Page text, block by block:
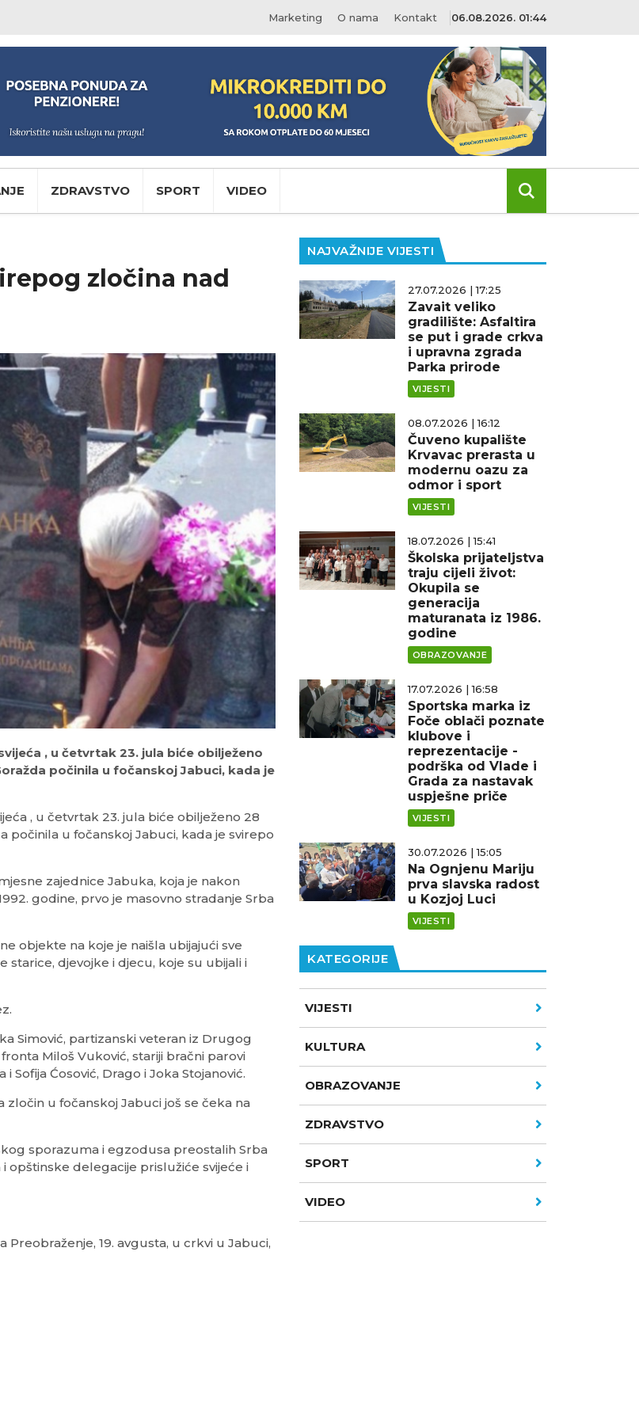
Marketing O nama Kontakt 06.08.2026. 01:44
ZDRAVSTVO SPORT VIDEO
zločina nad
, u četvrtak 23. jula biće obilježeno
počinila u fočanskoj Jabuci, kada je
, u četvrtak 23. jula biće obilježeno 28
počinila u fočanskoj Jabuci, kada je svirepo
zajednice Jabuka, koja je nakon
godine, prvo je masovno stradanje Srba
objekte na koje je naišla ubijajući sve
djevojke i djecu, koje su ubijali i
Simović, partizanski veteran iz Drugog
Miloš Vuković, stariji bračni parovi
Sofija Ćosović, Drago i Joka Stojanović.
zločin u fočanskoj Jabuci još se čeka na
sporazuma i egzodusa preostalih Srba
opštinske delegacije prislužiće svijeće i
19. avgusta, u crkvi u Jabuci,
NAJVAŽNIJE VIJESTI
27.07.2026 | 17:25
Zavait veliko
gradilište: Asfaltira
se put i grade crkva
i upravna zgrada
Parka prirode
VIJESTI
08.07.2026 | 16:12
Čuveno kupalište
Krvavac prerasta u
modernu oazu za
odmor i sport
VIJESTI
18.07.2026 | 15:41
Školska prijateljstva
traju cijeli život:
Okupila se
generacija
maturanata iz 1986.
godine
OBRAZOVANJE
17.07.2026 | 16:58
Sportska marka iz
Foče oblači poznate
klubove i
reprezentacije -
podrška od Vlade i
Grada za nastavak
uspješne priče
VIJESTI
30.07.2026 | 15:05
Na Ognjenu Mariju
prva slavska radost
u Kozjoj Luci
VIJESTI
KATEGORIJE
VIJESTI
KULTURA
OBRAZOVANJE
ZDRAVSTVO
SPORT
VIDEO